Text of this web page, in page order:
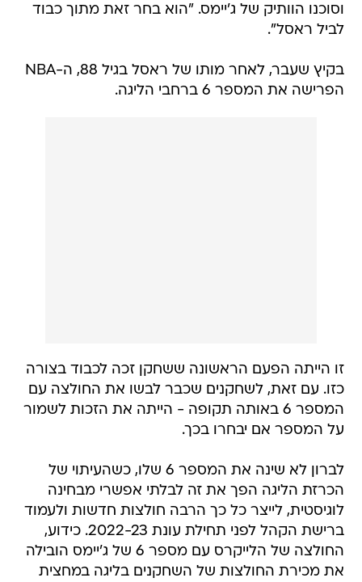
וסוכנו הוותיק של ג'יימס. "הוא בחר זאת מתוך כבוד
לביל ראסל".
בקיץ שעבר, לאחר מותו של ראסל בגיל 88, ה-NBA
הפרישה את המספר 6 ברחבי הליגה.
זו הייתה הפעם הראשונה ששחקן זכה לכבוד בצורה
כזו. עם זאת, לשחקנים שכבר לבשו את החולצה עם
המספר 6 באותה תקופה - הייתה את הזכות לשמור
על המספר אם יבחרו בכך.
לברון לא שינה את המספר 6 שלו, כשהעיתוי של
הכרזת הליגה הפך את זה לבלתי אפשרי מבחינה
לוגיסטית, לייצר כל כך הרבה חולצות חדשות ולעמוד
ברישת הקהל לפני תחילת עונת 2022-23. כידוע,
החולצה של הלייקרס עם מספר 6 של ג'יימס הובילה
את מכירת החולצות של השחקנים בליגה במחצית